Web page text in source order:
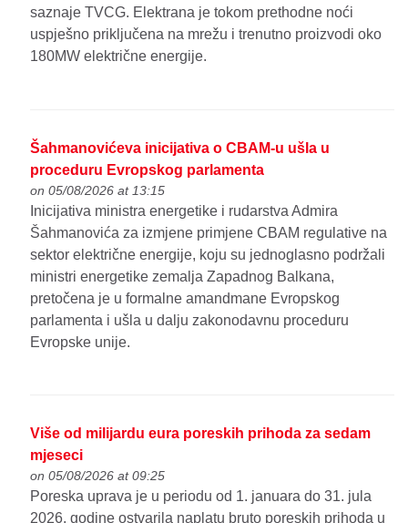
saznaje TVCG. Elektrana je tokom prethodne noći
uspješno priključena na mrežu i trenutno proizvodi oko
180MW električne energije.
Šahmanovićeva inicijativa o CBAM-u ušla u
proceduru Evropskog parlamenta
on 05/08/2026 at 13:15
Inicijativa ministra energetike i rudarstva Admira
Šahmanovića za izmjene primjene CBAM regulative na
sektor električne energije, koju su jednoglasno podržali
ministri energetike zemalja Zapadnog Balkana,
pretočena je u formalne amandmane Evropskog
parlamenta i ušla u dalju zakonodavnu proceduru
Evropske unije.
Više od milijardu eura poreskih prihoda za sedam
mjeseci
on 05/08/2026 at 09:25
Poreska uprava je u periodu od 1. januara do 31. jula
2026. godine ostvarila naplatu bruto poreskih prihoda u